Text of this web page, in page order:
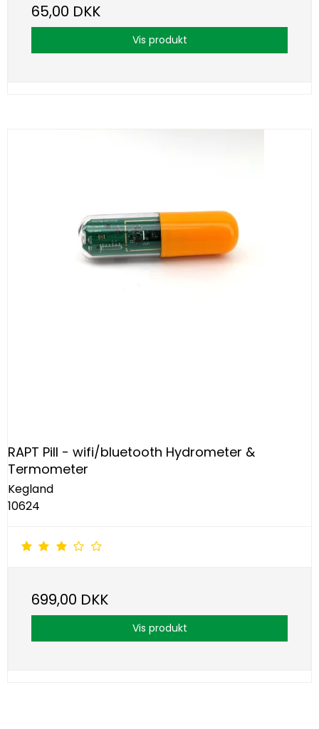
65,00 DKK
Vis produkt
RAPT Pill - wifi/bluetooth Hydrometer &
Termometer
Kegland
10624
699,00 DKK
Vis produkt